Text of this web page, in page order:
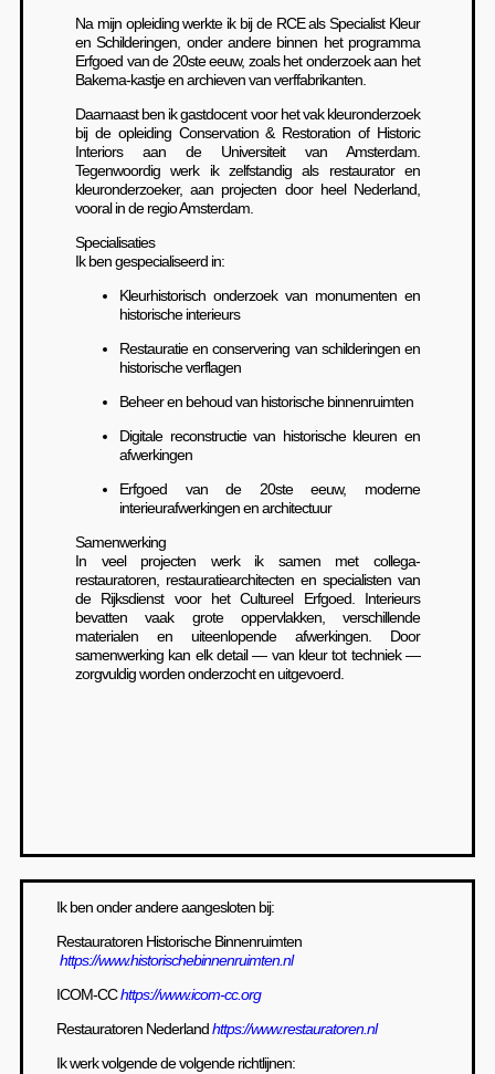
Na mijn opleiding werkte ik bij de RCE als Specialist Kleur
en Schilderingen, onder andere binnen het programma
Erfgoed van de 20ste eeuw, zoals het onderzoek aan het
Bakema-kastje en archieven van verffabrikanten.
Daarnaast ben ik gastdocent voor het vak kleuronderzoek
bij de opleiding Conservation & Restoration of Historic
Interiors aan de Universiteit van Amsterdam.
Tegenwoordig werk ik zelfstandig als restaurator en
kleuronderzoeker, aan projecten door heel Nederland,
vooral in de regio Amsterdam.
Specialisaties
Ik ben gespecialiseerd in:
Kleurhistorisch onderzoek van monumenten en
historische interieurs
Restauratie en conservering van schilderingen en
historische verflagen
Beheer en behoud van historische binnenruimten
Digitale reconstructie van historische kleuren en
afwerkingen
Erfgoed van de 20ste eeuw, moderne
interieurafwerkingen en architectuur
Samenwerking
In veel projecten werk ik samen met collega-
restauratoren, restauratiearchitecten en specialisten van
de Rijksdienst voor het Cultureel Erfgoed. Interieurs
bevatten vaak grote oppervlakken, verschillende
materialen en uiteenlopende afwerkingen. Door
samenwerking kan elk detail — van kleur tot techniek —
zorgvuldig worden onderzocht en uitgevoerd.
Ik ben onder andere aangesloten bij:
Restauratoren Historische Binnenruimten
https://www.historischebinnenruimten.nl
ICOM-CChttps://www.icom-cc.org
Restauratoren Nederlandhttps://www.restauratoren.nl
Ik werk volgende de volgende richtlijnen: